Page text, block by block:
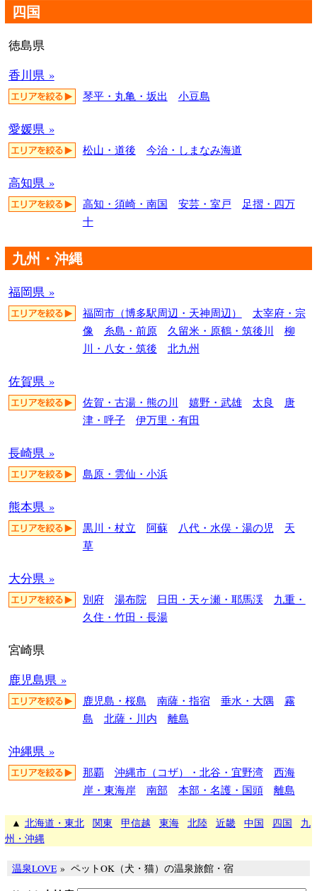
四国
徳島県
香川県 »
琴平・丸亀・坂出 小豆島
愛媛県 »
松山・道後 今治・しまなみ海道
高知県 »
高知・須崎・南国 安芸・室戸
足摺・四万
十
九州・沖縄
福岡県 »
福岡市（博多駅周辺・天神周辺）
太宰府・宗
像
糸島・前原 久留米・原鶴・筑後川
柳
川・八女・筑後
北九州
佐賀県 »
佐賀・古湯・熊の川 嬉野・武雄 太良
唐
津・呼子
伊万里・有田
長崎県 »
島原・雲仙・小浜
熊本県 »
黒川・杖立 阿蘇 八代・水俣・湯の児
天
草
大分県 »
別府 湯布院 日田・天ヶ瀬・耶馬渓
九重・
久住・竹田・長湯
宮崎県
鹿児島県 »
鹿児島・桜島 南薩・指宿 垂水・大隅
霧
島
北薩・川内 離島
沖縄県 »
那覇 沖縄市（コザ）・北谷・宜野湾
西海
岸・東海岸
南部 本部・名護・国頭 離島
▲ 北海道・東北 関東 甲信越 東海 北陸 近畿 中国 四国
九
州・沖縄
温泉LOVE» ペットOK（犬・猫）の温泉旅館・宿